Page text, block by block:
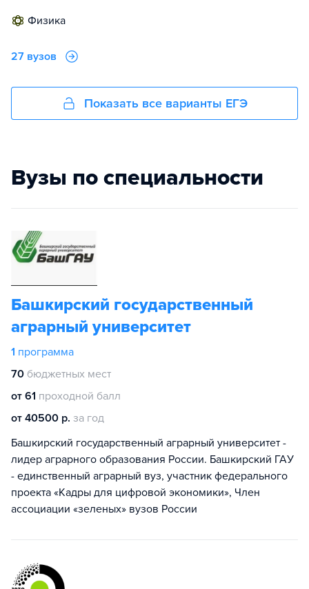
физика
27 вузов
Показать все варианты ЕГЭ
Вузы по специальности
Башкирский государственный
аграрный университет
1 программа
70 бюджетных мест
от 61 проходной балл
от 40500 р. за год
Башкирский государственный аграрный университет -
лидер аграрного образования России. Башкирский ГАУ
- единственный аграрный вуз, участник федерального
проекта «Кадры для цифровой экономики», Член
ассоциации «зеленых» вузов России